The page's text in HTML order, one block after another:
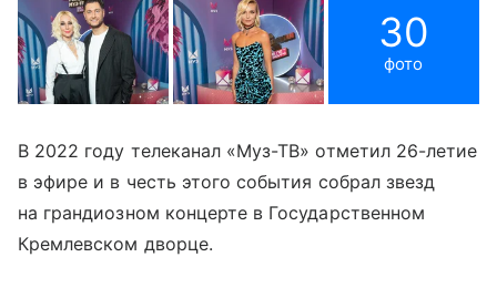
30
фото
В 2022 году телеканал «Муз-ТВ» отметил 26-летие
в эфире и в честь этого события собрал звезд
на грандиозном концерте в Государственном
Кремлевском дворце.